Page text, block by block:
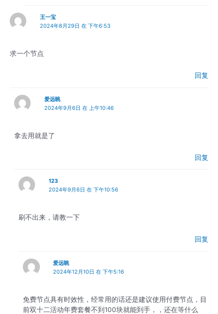
王一宝
2024年8月29日 在 下午6:53
求一个节点
回复
爱远眺
2024年9月6日 在 上午10:46
拿去用就是了
回复
123
2024年9月6日 在 下午10:56
刷不出来，请教一下
回复
爱远眺
2024年12月10日 在 下午5:16
免费节点具有时效性，经常用的话还是建议使用付费节点，目
前双十二活动年费套餐不到100块就能到手，，还在等什么